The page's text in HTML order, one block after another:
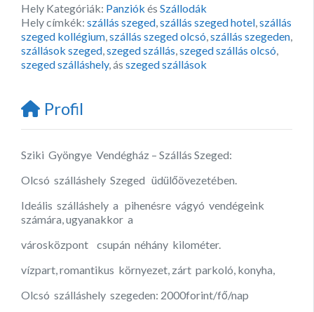
Hely Kategóriák: Panziók és Szállodák
Hely címkék: szállás szeged szállás szeged hotel szállás
szeged kollégium szállás szeged olcsó szállás szegeden
szállások szeged szeged szállás szeged szállás olcsó
szeged szálláshely, ás szeged szállások
Profil
Sziki Gyöngye Vendégház – Szállás Szeged:
Olcsó szálláshely Szeged üdülőövezetében.
Ideális szálláshely a pihenésre vágyó vendégeink
számára, ugyanakkor a
városközpont csupán néhány kilométer.
vízpart, romantikus környezet, zárt parkoló, konyha,
Olcsó szálláshely szegeden: 2000forint/fő/nap